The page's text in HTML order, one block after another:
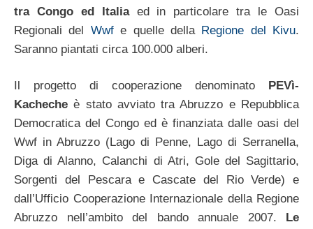
tra Congo ed Italiaed in particolare tra le Oasi
Regionali del Wwfe quelle della Regione del Kivu.
Saranno piantati circa 100.000 alberi.
Il progetto di cooperazione denominato PEVì-
Kachecheè stato avviato tra Abruzzo e Repubblica
Democratica del Congo ed è finanziata dalle oasi del
Wwf in Abruzzo (Lago di Penne, Lago di Serranella,
Diga di Alanno, Calanchi di Atri, Gole del Sagittario,
Sorgenti del Pescara e Cascate del Rio Verde) e
dall’Ufficio Cooperazione Internazionale della Regione
Abruzzo nell’ambito del bando annuale 2007. Le